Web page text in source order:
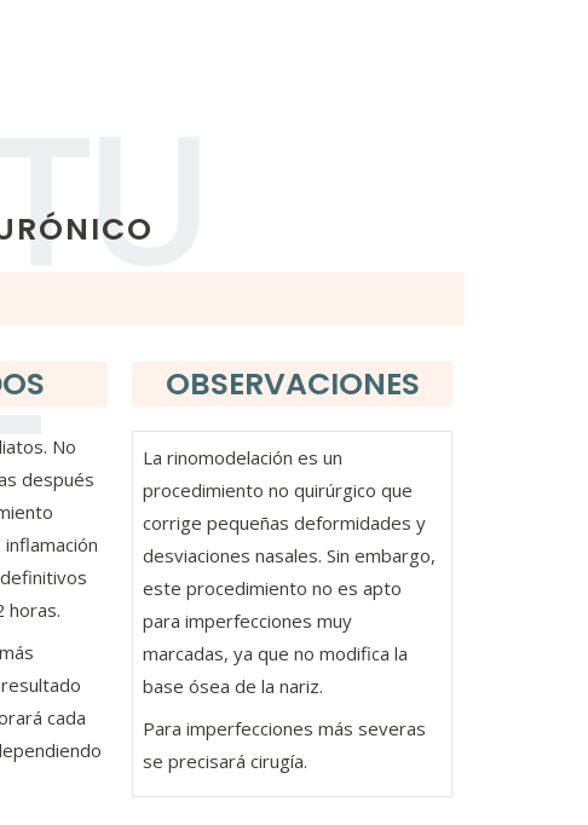
No
después
horas.
cada
OBSERVACIONES
La rinomodelación es un
procedimiento no quirúrgico que
corrige pequeñas deformidades y
desviaciones nasales. Sin embargo,
este procedimiento no es apto
para imperfecciones muy
marcadas, ya que no modifica la
base ósea de la nariz.
Para imperfecciones más severas
se precisará cirugía.